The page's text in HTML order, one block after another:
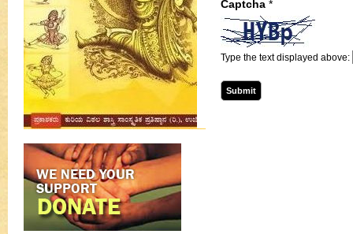
Captcha *
Type the text displayed above: